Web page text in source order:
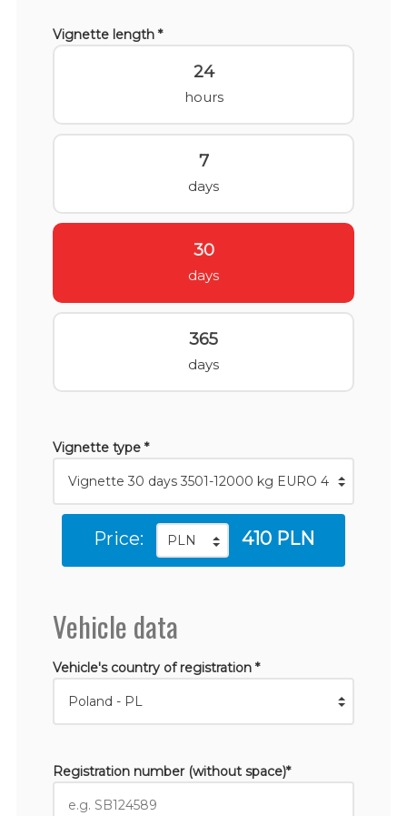
Vignette length *
24
hours
7
days
30
days
365
days
Vignette type *
Price: 410 PLN
Vehicle data
Vehicle's country of registration *
Registration number (without space)*